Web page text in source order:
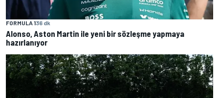
FORMULA 136 dk
Alonso, Aston Martin ile yeni bir sözleşme yapmaya
hazırlanıyor